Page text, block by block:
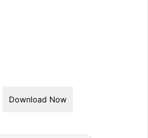
Download Now